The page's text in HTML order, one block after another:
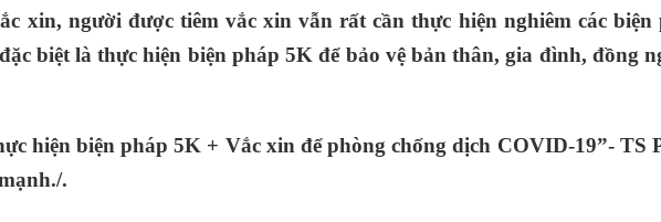
xin, người được tiêm vắc xin vẫn rất cần thực hiện nghiêm các biện
biệt là thực hiện biện pháp 5K để bảo vệ bản thân, gia đình, đồng
hiện biện pháp 5K + Vắc xin để phòng chống dịch COVID-19”- TS
.